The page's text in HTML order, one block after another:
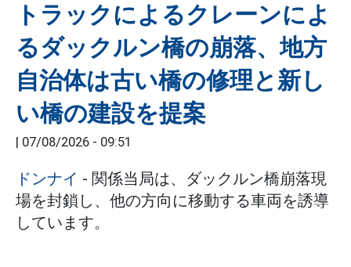
トラックによるクレーンによ
るダックルン橋の崩落、地方
自治体は古い橋の修理と新し
い橋の建設を提案
| 07/08/2026 - 09:51
ドンナイ - 関係当局は、ダックルン橋崩落現
場を封鎖し、他の方向に移動する車両を誘導
しています。